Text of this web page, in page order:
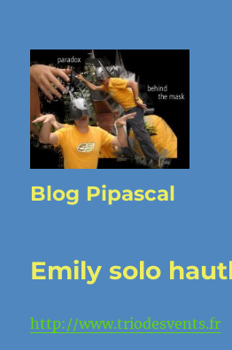
Blog Pipascal
Emily solo
http://www.triodesvents.fr